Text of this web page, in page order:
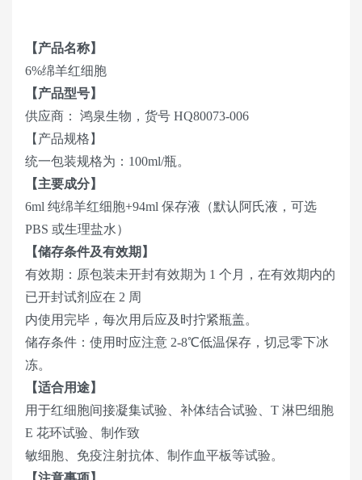
【产品名称】
6%绵羊红细胞
【产品型号】
供应商： 鸿泉生物，货号 HQ80073-006
【产品规格】
统一包装规格为：100ml/瓶。
【主要成分】
6ml 纯绵羊红细胞+94ml 保存液（默认阿氏液，可选
PBS 或生理盐水）
【储存条件及有效期】
有效期：原包装未开封有效期为 1 个月，在有效期内的
已开封试剂应在 2 周
内使用完毕，每次用后应及时拧紧瓶盖。
储存条件：使用时应注意 2-8℃低温保存，切忌零下冰
冻。
【适合用途】
用于红细胞间接凝集试验、补体结合试验、T 淋巴细胞
E 花环试验、制作致
敏细胞、免疫注射抗体、制作血平板等试验。